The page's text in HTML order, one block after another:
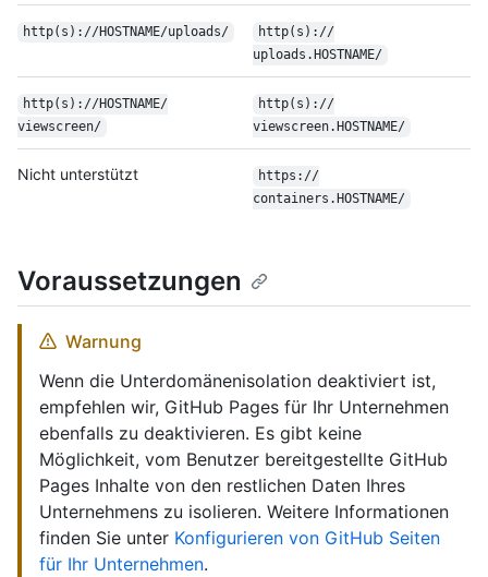
http(s)://HOSTNAME/uploads/ http(s)://
uploads.HOSTNAME/
http(s)://HOSTNAME/
viewscreen/
http(s)://
viewscreen.HOSTNAME/
Nicht unterstützt https://
containers.HOSTNAME/
Voraussetzungen
Warnung
Wenn die Unterdomänenisolation deaktiviert ist,
empfehlen wir, GitHub Pages für Ihr Unternehmen
ebenfalls zu deaktivieren. Es gibt keine
Möglichkeit, vom Benutzer bereitgestellte GitHub
Pages Inhalte von den restlichen Daten Ihres
Unternehmens zu isolieren. Weitere Informationen
finden Sie unter Konfigurieren von GitHub Seiten
für Ihr Unternehmen.